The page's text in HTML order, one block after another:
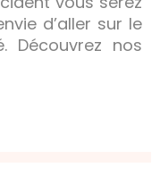
d’aller sur le
Découvrez nos